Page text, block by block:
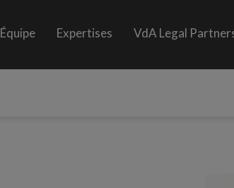
Équipe Expertises VdA Legal